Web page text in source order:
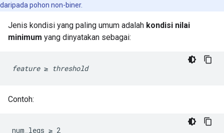
daripada pohon non-biner.
Jenis kondisi yang paling umum adalah kondisi nilai
minimum yang dinyatakan sebagai:
feature ≥ threshold
Contoh:
num_legs ≥ 2